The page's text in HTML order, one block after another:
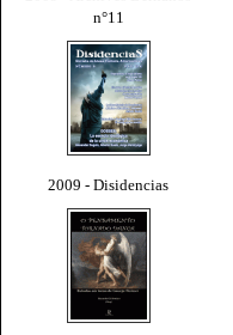
n°11
2009 - Disidencias